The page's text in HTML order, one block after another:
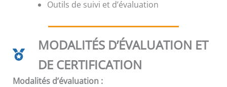
Outils de suivi et d’évaluation
MODALITÉS D’ÉVALUATION ET
DE CERTIFICATION
Modalités d’évaluation :